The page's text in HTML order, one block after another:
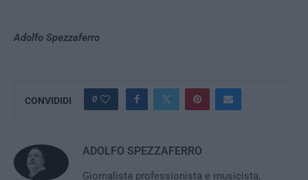
Adolfo Spezzaferro
CONVIDIDI 0
ADOLFO SPEZZAFERRO
Giornalista professionista e musicista,